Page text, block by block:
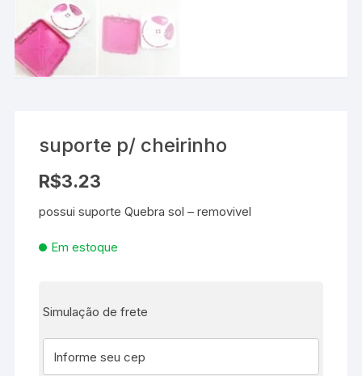
suporte p/ cheirinho
R$3.23
possui suporte Quebra sol – removivel
Em estoque
Simulação de frete